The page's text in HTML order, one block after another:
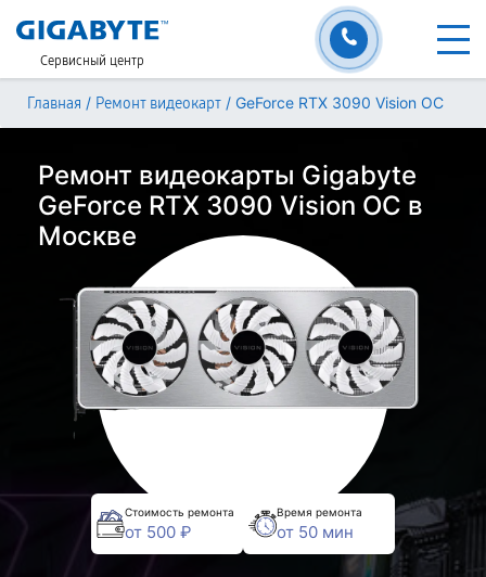
Сервисный центр
Главная / Ремонт видеокарт / GeForce RTX 3090 Vision OC
Ремонт видеокарты Gigabyte
GeForce RTX 3090 Vision OC в
Москве
Стоимость ремонта
от 500 ₽
Время ремонта
от 50 мин